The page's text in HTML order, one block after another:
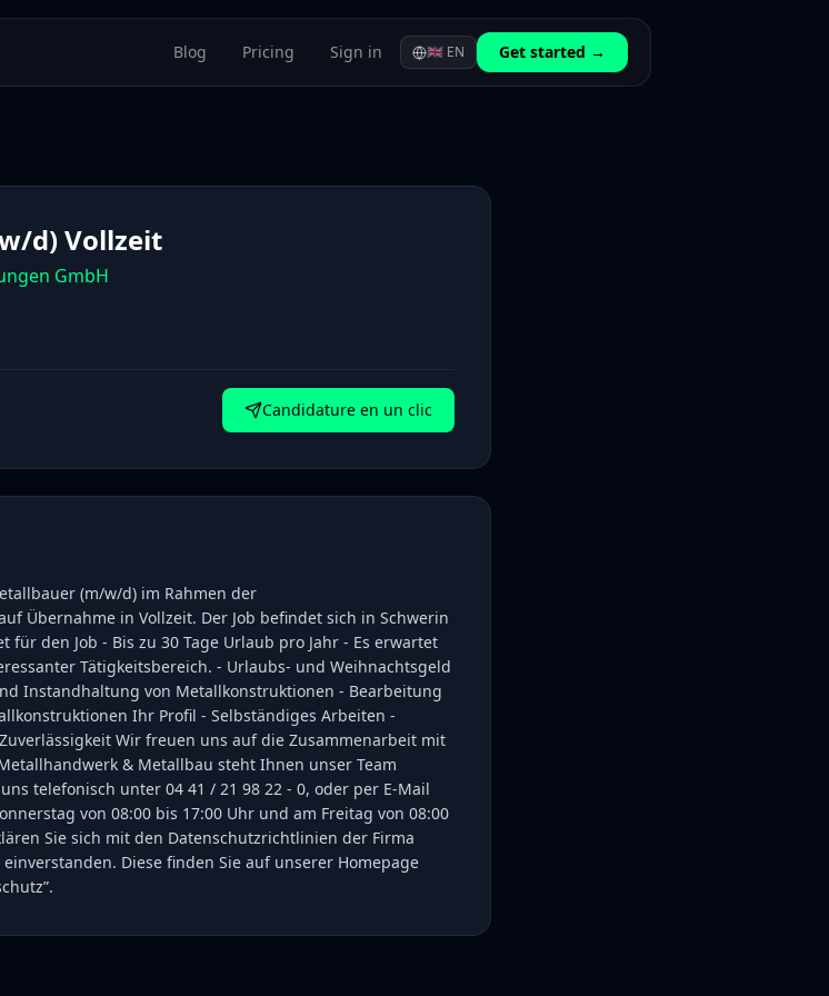
Blog Pricing Sign in 🇬🇧 EN Get started →
d) Vollzeit
GmbH
Candidature en un clic
(m/w/d) im Rahmen der
Übernahme in Vollzeit. Der Job befindet sich in Schwerin
den Job - Bis zu 30 Tage Urlaub pro Jahr - Es erwartet
Tätigkeitsbereich. - Urlaubs- und Weihnachtsgeld
Instandhaltung von Metallkonstruktionen - Bearbeitung
Ihr Profil - Selbständiges Arbeiten -
Wir freuen uns auf die Zusammenarbeit mit
& Metallbau steht Ihnen unser Team
telefonisch unter 04 41 / 21 98 22 - 0, oder per E-Mail
von 08:00 bis 17:00 Uhr und am Freitag von 08:00
Sie sich mit den Datenschutzrichtlinien der Firma
Diese finden Sie auf unserer Homepage